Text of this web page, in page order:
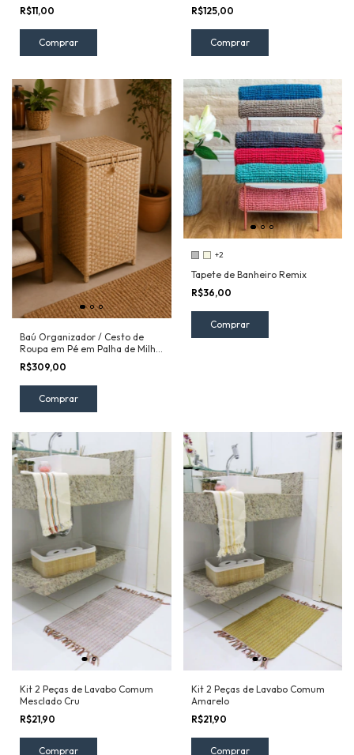
R$11,00
R$125,00
Comprar
Baú Organizador / Cesto de
Roupa em Pé em Palha de Milho
Fechado
R$309,00
Comprar
+2
Tapete de Banheiro Remix
R$36,00
Comprar
Kit 2 Peças de Lavabo Comum
Mesclado Cru
R$21,90
Kit 2 Peças de Lavabo Comum
Amarelo
R$21,90